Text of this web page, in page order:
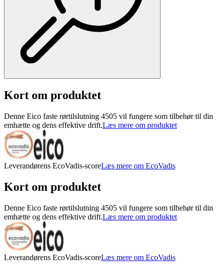
Kort om produktet
Denne Eico faste rørtilslutning 4505 vil fungere som tilbehør til din
emhætte og dens effektive drift.Læs mere om produktet
Leverandørens EcoVadis-scoreLæs mere om EcoVadis
Kort om produktet
Denne Eico faste rørtilslutning 4505 vil fungere som tilbehør til din
emhætte og dens effektive drift.Læs mere om produktet
Leverandørens EcoVadis-scoreLæs mere om EcoVadis